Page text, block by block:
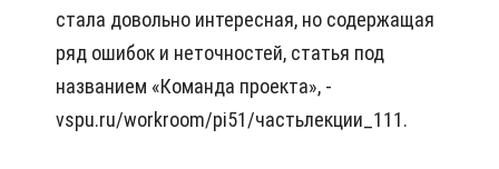
стала довольно интересная, но содержащая
ряд ошибок и неточностей, статья под
названием «Команда проекта», -
vspu.ru/workroom/pi51/частьлекции_111.